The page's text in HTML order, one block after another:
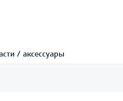
/ аксессуары